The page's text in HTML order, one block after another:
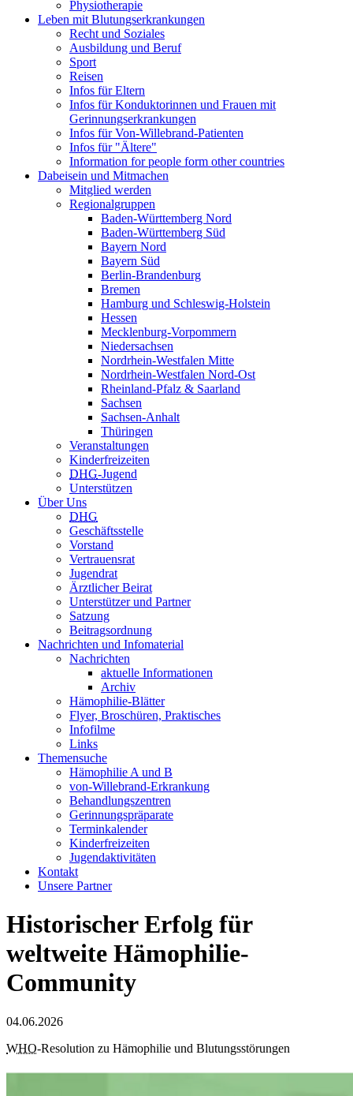
Physiotherapie
Leben mit Blutungserkrankungen
Recht und Soziales
Ausbildung und Beruf
Sport
Reisen
Infos für Eltern
Infos für Konduktorinnen und Frauen mit
Gerinnungserkrankungen
Infos für Von-Willebrand-Patienten
Infos für "Ältere"
Information for people form other countries
Dabeisein und Mitmachen
Mitglied werden
Regionalgruppen
Baden-Württemberg Nord
Baden-Württemberg Süd
Bayern Nord
Bayern Süd
Berlin-Brandenburg
Bremen
Hamburg und Schleswig-Holstein
Hessen
Mecklenburg-Vorpommern
Niedersachsen
Nordrhein-Westfalen Mitte
Nordrhein-Westfalen Nord-Ost
Rheinland-Pfalz & Saarland
Sachsen
Sachsen-Anhalt
Thüringen
Veranstaltungen
Kinderfreizeiten
DHG-Jugend
Unterstützen
Über Uns
DHG
Geschäftsstelle
Vorstand
Vertrauensrat
Jugendrat
Ärztlicher Beirat
Unterstützer und Partner
Satzung
Beitragsordnung
Nachrichten und Infomaterial
Nachrichten
aktuelle Informationen
Archiv
Hämophilie-Blätter
Flyer, Broschüren, Praktisches
Infofilme
Links
Themensuche
Hämophilie A und B
von-Willebrand-Erkrankung
Behandlungszentren
Gerinnungspräparate
Terminkalender
Kinderfreizeiten
Jugendaktivitäten
Kontakt
Unsere Partner
Historischer Erfolg für
weltweite Hämophilie-
Community
04.06.2026
WHO-Resolution zu Hämophilie und Blutungsstörungen